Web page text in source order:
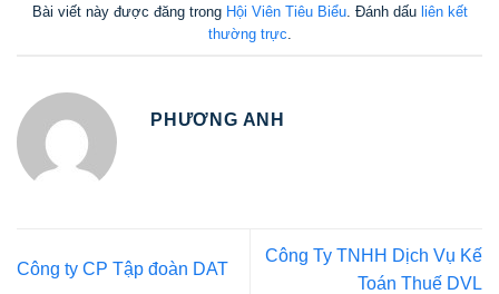
Bài viết này được đăng trong Hội Viên Tiêu Biểu. Đánh dấu liên kết
thường trực.
PHƯƠNG ANH
Công ty CP Tập đoàn DAT
Công Ty TNHH Dịch Vụ Kế
Toán Thuế DVL